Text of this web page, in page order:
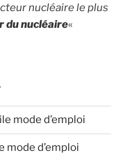
nucléaire le plus
du nucléaire«
mode d’emploi
mode d’emploi